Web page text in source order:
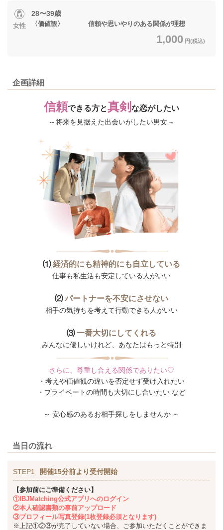
女性
28〜39歳
〈価値観〉 信頼や思いやりのある関係が理想
1,000 円(税込)
企画詳細
信頼できる方と真剣 な恋がしたい
～将来を見据えた出会いがしたい男女～
⑴経済的にも精神的にも 自立している
仕事も私生活も安定している人がいい
⑵パートナーを不安にさせない
相手の気持ちを考えて行動できる人がいい
⑶一番大切にしてくれる
みんなに優しいけれど、あなたはもっと特別
さらに、尊重し合える関係でありたい♡
・考えや価値観の違いを否定せず受け入れたい
・プライベートの時間も大切にし合いたい など
～ 安心感のあるお相手探しをしませんか ～
当日の流れ
STEP1 開催15分前より受付開始
【参加前にご準備ください】
①IBJMatching公式アプリへのログイン
②本人確認書類の事前アップロード
③プロフィール写真登録(1枚登録必須となります)
※上記①②③が完了していない場合、ご参加いただくことができま